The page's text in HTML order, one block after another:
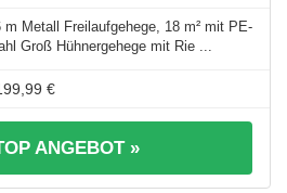
Metall Freilaufgehege, 18 m² mit PE-
Groß Hühnergehege mit Rie ...
€
ANGEBOT »